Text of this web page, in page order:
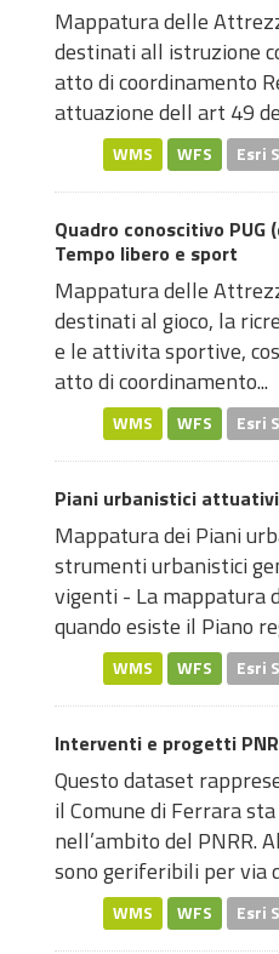
Mappatura delle
destinati all istruzione
atto di coordinamento
attuazione dell art 49
WMS WFS Esri
Quadro conoscitivo
Tempo libero e sport
Mappatura delle
destinati al gioco, la
e le attivita sportive,
atto di coordinamento...
WMS WFS Esri
Piani urbanistici
Mappatura dei Piani
strumenti urbanistici
vigenti - La mappatura
quando esiste il Piano
WMS WFS Esri
Interventi e progetti
Questo dataset
il Comune di Ferrara
nell’ambito del PNRR.
sono geriferibili per via
WMS WFS Esri